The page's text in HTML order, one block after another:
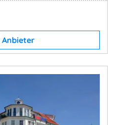
Anbieter